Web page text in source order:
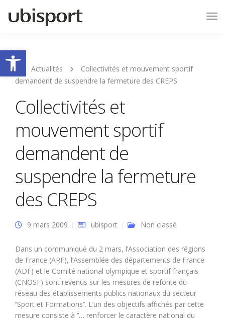
Ouvrir la barre d’outils
Actualités
Collectivités et mouvement sportif
demandent de suspendre la fermeture des CREPS
Collectivités et
mouvement sportif
demandent de
suspendre la fermeture
des CREPS
9 mars 2009 ubisport Non classé
Dans un communiqué du 2 mars, l’Association des régions
de France (ARF), l’Assemblée des départements de France
(ADF) et le Comité national olympique et sportif français
(CNOSF) sont revenus sur les mesures de refonte du
réseau des établissements publics nationaux du secteur
‘’Sport et Formations’’. L’un des objectifs affichés par cette
mesure consiste à ‘’… renforcer le caractère national du